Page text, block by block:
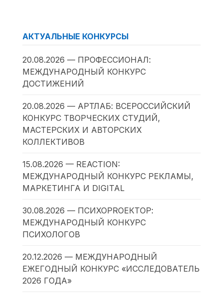
АКТУАЛЬНЫЕ КОНКУРСЫ
20.08.2026 — ПРОФЕССИОНАЛ:
МЕЖДУНАРОДНЫЙ КОНКУРС
ДОСТИЖЕНИЙ
20.08.2026 — АРТЛАБ: ВСЕРОССИЙСКИЙ
КОНКУРС ТВОРЧЕСКИХ СТУДИЙ,
МАСТЕРСКИХ И АВТОРСКИХ
КОЛЛЕКТИВОВ
15.08.2026 — REACTION:
МЕЖДУНАРОДНЫЙ КОНКУРС РЕКЛАМЫ,
МАРКЕТИНГА И DIGITAL
30.08.2026 — ПСИХОPROЕКТОР:
МЕЖДУНАРОДНЫЙ КОНКУРС
ПСИХОЛОГОВ
20.12.2026 — МЕЖДУНАРОДНЫЙ
ЕЖЕГОДНЫЙ КОНКУРС «ИССЛЕДОВАТЕЛЬ
2026 ГОДА»